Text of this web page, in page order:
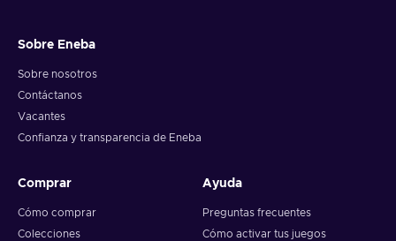
Sobre Eneba
Sobre nosotros
Contáctanos
Vacantes
Confianza y transparencia de Eneba
Comprar
Cómo comprar
Colecciones
Ayuda
Preguntas frecuentes
Cómo activar tus juegos